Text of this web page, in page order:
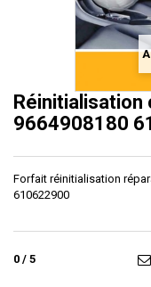
Réinitialisation
9664908180
Forfait réinitialisation
610622900
0 / 5